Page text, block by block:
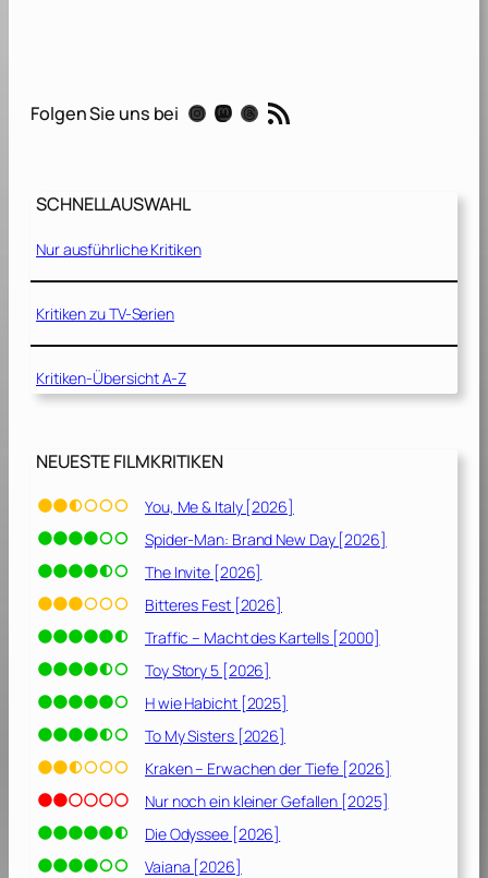
s
r
a
n
[
0
8
Folgen Sie uns bei Instagram Mastodon Threads RSS-Feed
SCHNELLAUSWAHL
Nur ausführliche Kritiken
Kritiken zu TV-Serien
Kritiken-Übersicht A-Z
NEUESTE FILMKRITIKEN
You, Me & Italy [2026]
Spider-Man: Brand New Day [2026]
The Invite [2026]
Bitteres Fest [2026]
Traffic – Macht des Kartells [2000]
Toy Story 5 [2026]
H wie Habicht [2025]
To My Sisters [2026]
Kraken – Erwachen der Tiefe [2026]
Nur noch ein kleiner Gefallen [2025]
Die Odyssee [2026]
Vaiana [2026]